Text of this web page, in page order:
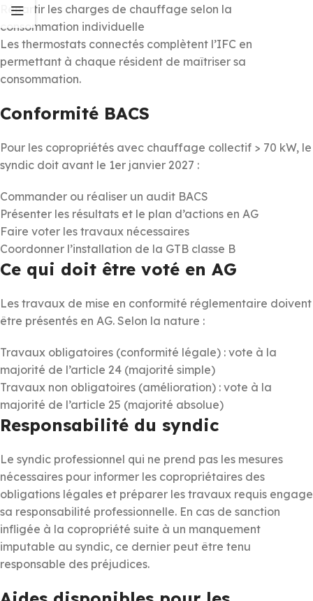
Répartir les charges de chauffage selon la
consommation individuelle
Les thermostats connectés complètent l’IFC en
permettant à chaque résident de maîtriser sa
consommation.
Conformité BACS
Pour les copropriétés avec chauffage collectif > 70 kW, le
syndic doit avant le 1er janvier 2027 :
Commander ou réaliser un audit BACS
Présenter les résultats et le plan d’actions en AG
Faire voter les travaux nécessaires
Coordonner l’installation de la GTB classe B
Ce qui doit être voté en AG
Les travaux de mise en conformité réglementaire doivent
être présentés en AG. Selon la nature :
Travaux obligatoires (conformité légale) : vote à la
majorité de l’article 24 (majorité simple)
Travaux non obligatoires (amélioration) : vote à la
majorité de l’article 25 (majorité absolue)
Responsabilité du syndic
Le syndic professionnel qui ne prend pas les mesures
nécessaires pour informer les copropriétaires des
obligations légales et préparer les travaux requis engage
sa responsabilité professionnelle. En cas de sanction
infligée à la copropriété suite à un manquement
imputable au syndic, ce dernier peut être tenu
responsable des préjudices.